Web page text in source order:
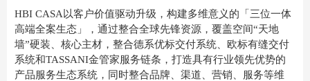
HBI CASA以客户价值驱动升级，构建多维意义的「三位一体
高端全案生态」，通过整合全球先锋资源，覆盖空间“天地
墙”硬装、核心主材，整合德系优标交付系统、欧标有缝交付
系统和TASSANI金管家服务链条，打造具有行业领先优势的
产品服务生态系统，同时整合品牌、渠道、营销、服务等维